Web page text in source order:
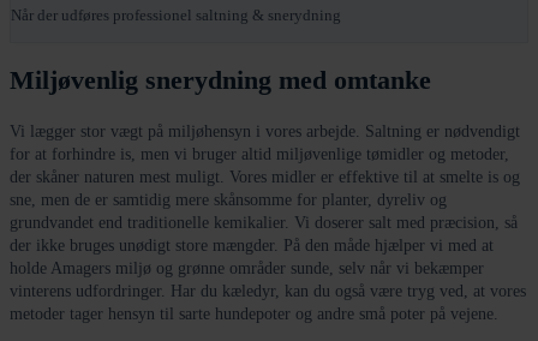
Når der udføres professionel saltning & snerydning
Miljøvenlig snerydning med omtanke
Vi lægger stor vægt på miljøhensyn i vores arbejde. Saltning er nødvendigt
for at forhindre is, men vi bruger altid miljøvenlige tømidler og metoder,
der skåner naturen mest muligt. Vores midler er effektive til at smelte is og
sne, men de er samtidig mere skånsomme for planter, dyreliv og
grundvandet end traditionelle kemikalier. Vi doserer salt med præcision, så
der ikke bruges unødigt store mængder. På den måde hjælper vi med at
holde Amagers miljø og grønne områder sunde, selv når vi bekæmper
vinterens udfordringer. Har du kæledyr, kan du også være tryg ved, at vores
metoder tager hensyn til sarte hundepoter og andre små poter på vejene.